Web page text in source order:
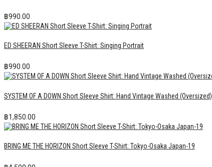
฿990.00
ED SHEERAN Short Sleeve T-Shirt: Singing Portrait
฿990.00
SYSTEM OF A DOWN Short Sleeve Shirt: Hand Vintage Washed (Oversized)
฿1,850.00
BRING ME THE HORIZON Short Sleeve T-Shirt: Tokyo-Osaka Japan-19